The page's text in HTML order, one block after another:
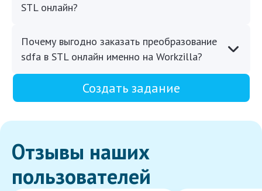
STL онлайн?
Почему выгодно заказать преобразование
sdfa в STL онлайн именно на Workzilla?
Создать задание
Отзывы наших
пользователей